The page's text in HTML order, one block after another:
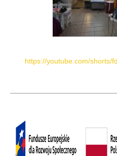
https://youtube.com/shorts/